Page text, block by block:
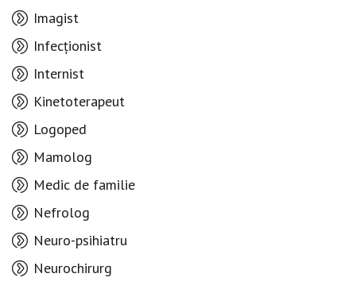
Imagist
Infecționist
Internist
Kinetoterapeut
Logoped
Mamolog
Medic de familie
Nefrolog
Neuro-psihiatru
Neurochirurg